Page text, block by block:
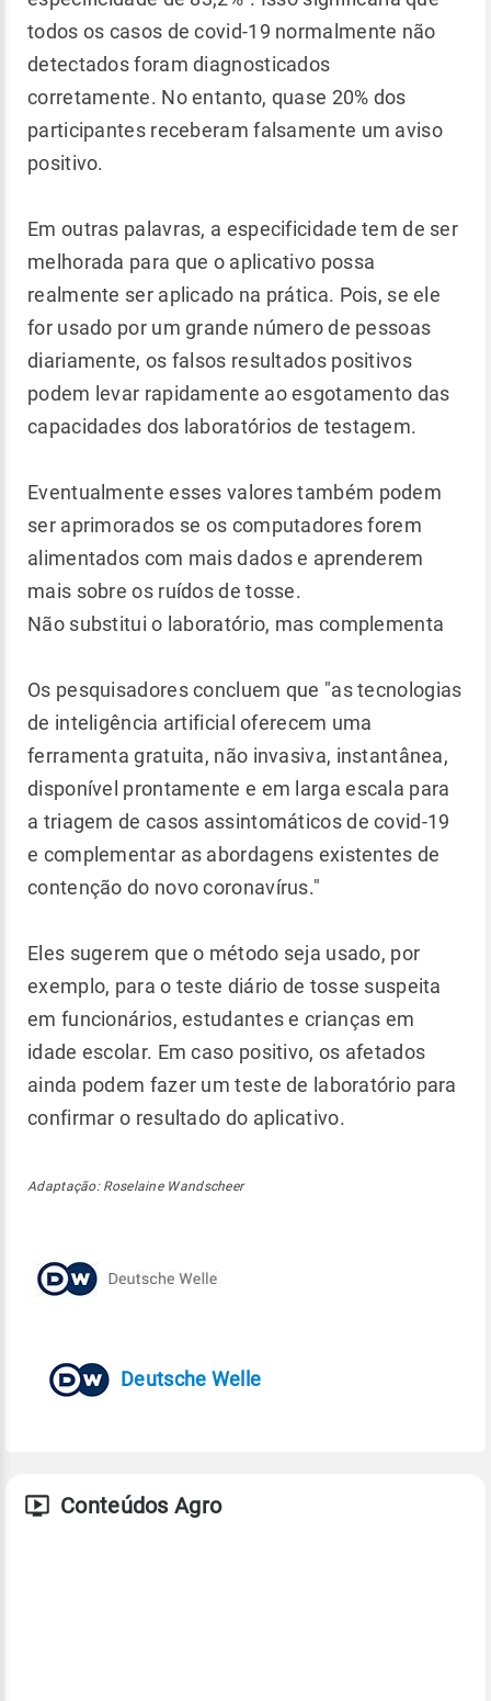
todos os casos de covid-19 normalmente não
detectados foram diagnosticados
corretamente. No entanto, quase 20% dos
participantes receberam falsamente um aviso
positivo.
Em outras palavras, a especificidade tem de ser
melhorada para que o aplicativo possa
realmente ser aplicado na prática. Pois, se ele
for usado por um grande número de pessoas
diariamente, os falsos resultados positivos
podem levar rapidamente ao esgotamento das
capacidades dos laboratórios de testagem.
Eventualmente esses valores também podem
ser aprimorados se os computadores forem
alimentados com mais dados e aprenderem
mais sobre os ruídos de tosse.
Não substitui o laboratório, mas complementa
Os pesquisadores concluem que "as tecnologias
de inteligência artificial oferecem uma
ferramenta gratuita, não invasiva, instantânea,
disponível prontamente e em larga escala para
a triagem de casos assintomáticos de covid-19
e complementar as abordagens existentes de
contenção do novo coronavírus."
Eles sugerem que o método seja usado, por
exemplo, para o teste diário de tosse suspeita
em funcionários, estudantes e crianças em
idade escolar. Em caso positivo, os afetados
ainda podem fazer um teste de laboratório para
confirmar o resultado do aplicativo.
Adaptação: Roselaine Wandscheer
Deutsche Welle
Conteúdos Agro